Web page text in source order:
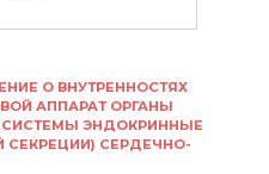
О ВНУТРЕННОСТЯХ
АППАРАТ ОРГАНЫ
ЭНДОКРИННЫЕ
СЕКРЕЦИИ) СЕРДЕЧНО-